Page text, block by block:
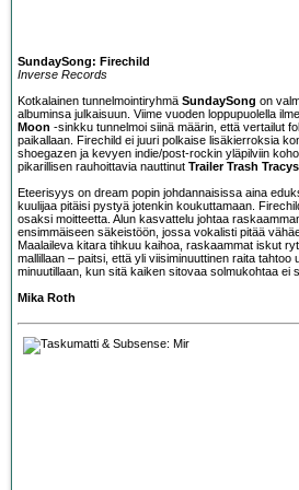
SundaySong: Firechild
Inverse Records
Kotkalainen tunnelmointiryhmä SundaySong on
albuminsa julkaisuun. Viime vuoden loppupuolella
Moon -sinkku tunnelmoi siinä määrin, että vertailut
paikallaan. Firechild ei juuri polkaise lisäkierroksia
shoegazen ja kevyen indie/post-rockin yläpilviin
pikarillisen rauhoittavia nauttinut Trailer Trash Tracys
Eteerisyys on dream popin johdannaisissa aina
kuulijaa pitäisi pystyä jotenkin koukuttamaan.
osaksi moitteetta. Alun kasvattelu johtaa
ensimmäiseen säkeistöön, jossa vokalisti pitää
Maalaileva kitara tihkuu kaihoa, raskaammat iskut
mallillaan – paitsi, että yli viisiminuuttinen raita tahtoo
minuutillaan, kun sitä kaiken sitovaa solmukohtaa ei
Mika Roth